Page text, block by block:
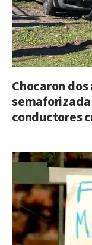
Chocaron
semaforizada
conductores